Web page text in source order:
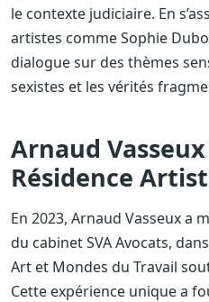
le contexte judiciaire. En
artistes comme Sophie
dialogue sur des thèmes
sexistes et les vérités
Arnaud
Résidence
En 2023, Arnaud Vasseux a
du cabinet SVA Avocats,
Art et Mondes du Travail
Cette expérience unique a